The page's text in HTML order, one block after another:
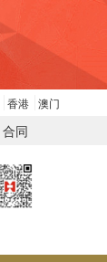
香港 澳门
合同